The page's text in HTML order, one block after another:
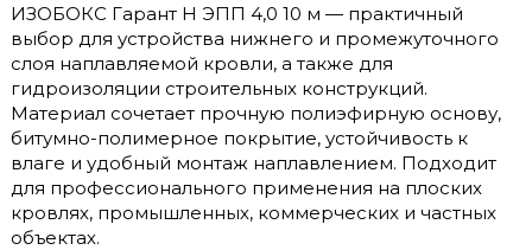
ИЗОБОКС Гарант Н ЭПП 4,0 10 м — практичный
выбор для устройства нижнего и промежуточного
слоя наплавляемой кровли, а также для
гидроизоляции строительных конструкций.
Материал сочетает прочную полиэфирную основу,
битумно-полимерное покрытие, устойчивость к
влаге и удобный монтаж наплавлением. Подходит
для профессионального применения на плоских
кровлях, промышленных, коммерческих и частных
объектах.